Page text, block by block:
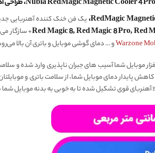
Red Magic 8, Red Magic 8 Pro, Red
و … دمای گوشی موبایل و باتری آن بالا
افزار موبایل شما آسیب های جبران ناپذیری وارد